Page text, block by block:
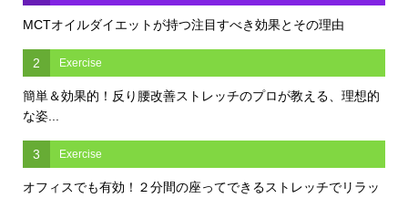
MCTオイルダイエットが持つ注目すべき効果とその理由
2 Exercise
簡単＆効果的！反り腰改善ストレッチのプロが教える、理想的
な姿...
3 Exercise
オフィスでも有効！２分間の座ってできるストレッチでリラッ